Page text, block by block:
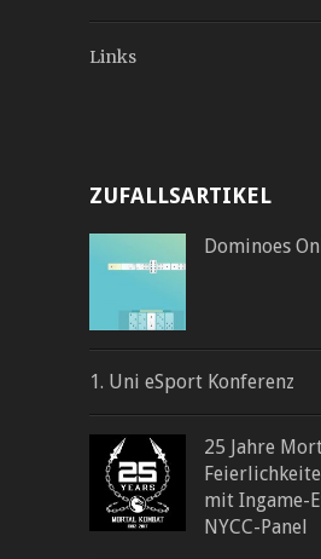
Links
ZUFALLSARTIKEL
Dominoes
1. Uni eSport Konferenz
25 Jahre
mit Ingame-
NYCC-Panel